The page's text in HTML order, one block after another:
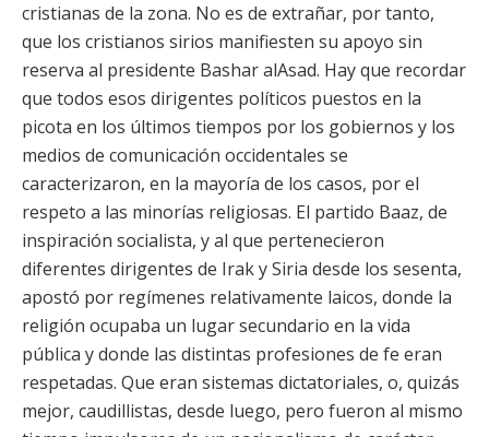
cristianas de la zona. No es de extrañar, por tanto,
que los cristianos sirios manifiesten su apoyo sin
reserva al presidente Bashar alAsad. Hay que recordar
que todos esos dirigentes políticos puestos en la
picota en los últimos tiempos por los gobiernos y los
medios de comunicación occidentales se
caracterizaron, en la mayoría de los casos, por el
respeto a las minorías religiosas. El partido Baaz, de
inspiración socialista, y al que pertenecieron
diferentes dirigentes de Irak y Siria desde los sesenta,
apostó por regímenes relativamente laicos, donde la
religión ocupaba un lugar secundario en la vida
pública y donde las distintas profesiones de fe eran
respetadas. Que eran sistemas dictatoriales, o, quizás
mejor, caudillistas, desde luego, pero fueron al mismo